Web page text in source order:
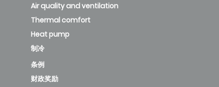
Air quality and ventilation
Thermal comfort
Heat pump
制冷
条例
财政奖励